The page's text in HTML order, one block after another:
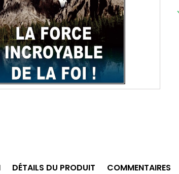
DÉTAILS DU PRODUIT COMMENTAIRES